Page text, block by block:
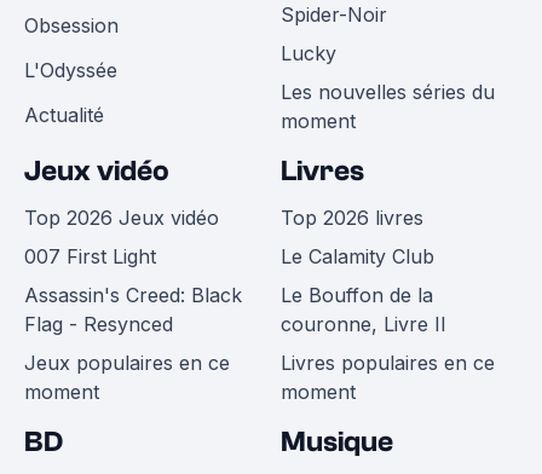
Obsession
L'Odyssée
Actualité
Spider-Noir
Lucky
Les nouvelles séries du
moment
Jeux vidéo
Top 2026 Jeux vidéo
007 First Light
Assassin's Creed: Black
Flag - Resynced
Jeux populaires en ce
moment
Livres
Top 2026 livres
Le Calamity Club
Le Bouffon de la
couronne, Livre II
Livres populaires en ce
moment
BD Musique